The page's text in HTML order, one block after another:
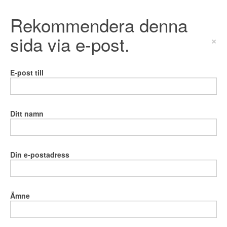
Rekommendera denna
sida via e-post. ×
E-post till
Ditt namn
Din e-postadress
Ämne